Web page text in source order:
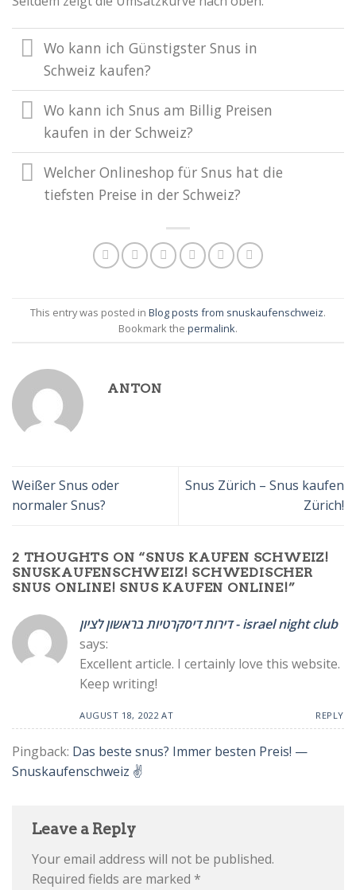
Wo kann ich Günstigster Snus in
Schweiz kaufen?
Wo kann ich Snus am Billig Preisen
kaufen in der Schweiz?
Welcher Onlineshop für Snus hat die
tiefsten Preise in der Schweiz?
This entry was posted in Blog posts from snuskaufenschweiz.
Bookmark the permalink.
ANTON
Weißer Snus oder
normaler Snus?
Snus Zürich – Snus kaufen
Zürich!
2 THOUGHTS ON “SNUS KAUFEN SCHWEIZ!
SNUSKAUFENSCHWEIZ! SCHWEDISCHER
SNUS ONLINE! SNUS KAUFEN ONLINE!”
דירות דיסקרטיות בראשון לציון - israel night club
says:
Excellent article. I certainly love this website.
Keep writing!
AUGUST 18, 2022 AT REPLY
Pingback: Das beste snus? Immer besten Preis! —
Snuskaufenschweiz ✌️
Leave a Reply
Your email address will not be published.
Required fields are marked *